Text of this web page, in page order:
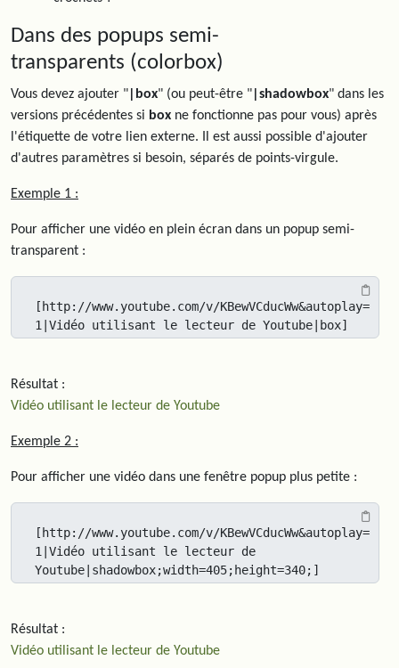
Dans des popups semi-
transparents (colorbox)
Vous devez ajouter " |box" (ou peut-être " |shadowbox" dans les
versions précédentes si box ne fonctionne pas pour vous) après
l'étiquette de votre lien externe. Il est aussi possible d'ajouter
d'autres paramètres si besoin, séparés de points-virgule.
Exemple 1 :
Pour afficher une vidéo en plein écran dans un popup semi-
transparent :
[http://www.youtube.com/v/KBewVCducWw&autoplay=
1|Vidéo utilisant le lecteur de Youtube|box]
Résultat :
Vidéo utilisant le lecteur de Youtube
Exemple 2 :
Pour afficher une vidéo dans une fenêtre popup plus petite :
[http://www.youtube.com/v/KBewVCducWw&autoplay=
1|Vidéo utilisant le lecteur de
Youtube|shadowbox;width=405;height=340;]
Résultat :
Vidéo utilisant le lecteur de Youtube